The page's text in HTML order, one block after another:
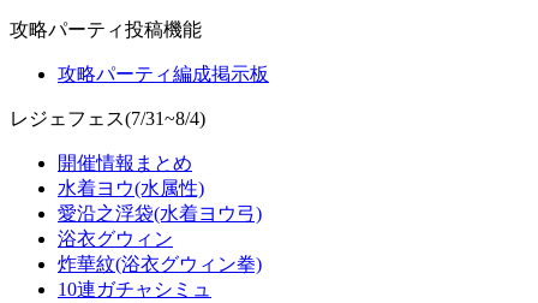
攻略パーティ投稿機能
攻略パーティ編成掲示板
レジェフェス(7/31~8/4)
開催情報まとめ
水着ヨウ(水属性)
愛沿之浮袋(水着ヨウ弓)
浴衣グウィン
炸華紋(浴衣グウィン拳)
10連ガチャシミュ